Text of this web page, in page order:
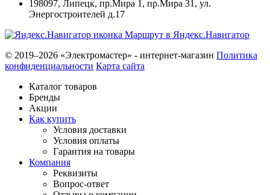
198097, Липецк, пр.Мира 1, пр.Мира 31, ул.
Энергостроителей д.17
Маршрут в Яндекс.Навигатор
© 2019–2026 «Электромастер» - интернет-магазин Политика
конфиденциальности Карта сайта
Каталог товаров
Бренды
Акции
Как купить
Условия доставки
Условия оплаты
Гарантия на товары
Компания
Реквизиты
Вопрос-ответ